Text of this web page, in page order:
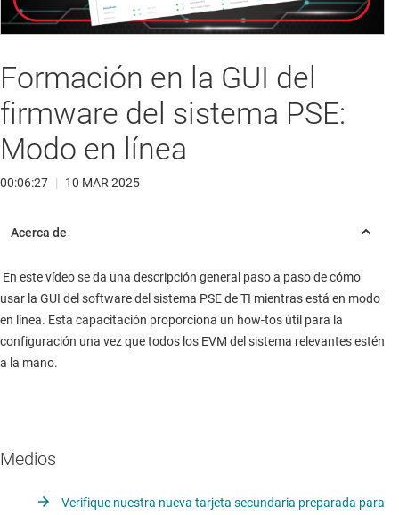
Video
Formación en la GUI del
firmware del sistema PSE:
Modo en línea
00:06:27 | 10 MAR 2025
En este vídeo se da una descripción general paso a paso de cómo
usar la GUI del software del sistema PSE de TI mientras está en modo
en línea. Esta capacitación proporciona un how-tos útil para la
configuración una vez que todos los EVM del sistema relevantes estén
a la mano.
Medios
Verifique nuestra nueva tarjeta secundaria preparada para